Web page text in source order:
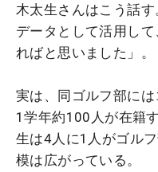
木太生さんはこう話
データとして活用し
ればと思いました」。
実は、同ゴルフ部には
1学年約100人が在籍
生は4人に1人がゴル
模は広がっている。